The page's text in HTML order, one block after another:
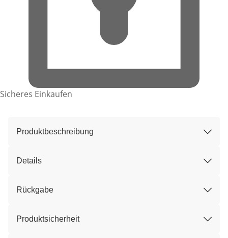
Sicheres Einkaufen
Produktbeschreibung
Details
Rückgabe
Produktsicherheit